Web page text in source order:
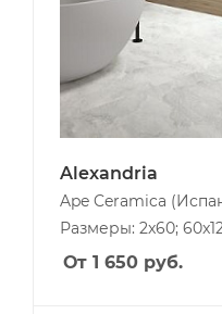
Alexandria
Ape Ceramica
Размеры: 2x60;
От 1 650 руб.